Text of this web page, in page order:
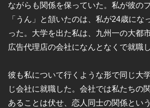
ながらも関係を保っていた。私が彼の
「うん」と頷いたのは、私が24歳にな
った。大学を出た私は、九州一の大都
広告代理店の会社になんとなくで就職し
彼も私について行くような形で同じ大
じ会社に就職した。会社では私たちの
あることは伏せ、恋人同士の関係とい